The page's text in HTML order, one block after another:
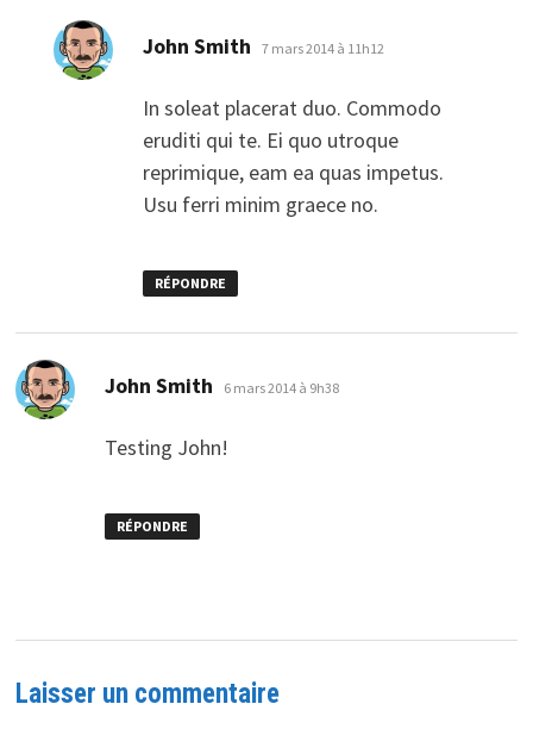
John Smith dit :
7 mars 2014 à 11h12
In soleat placerat duo. Commodo
eruditi qui te. Ei quo utroque
reprimique, eam ea quas impetus.
Usu ferri minim graece no.
RÉPONDRE
John Smith dit :
6 mars 2014 à 9h38
Testing John!
RÉPONDRE
Laisser un commentaire